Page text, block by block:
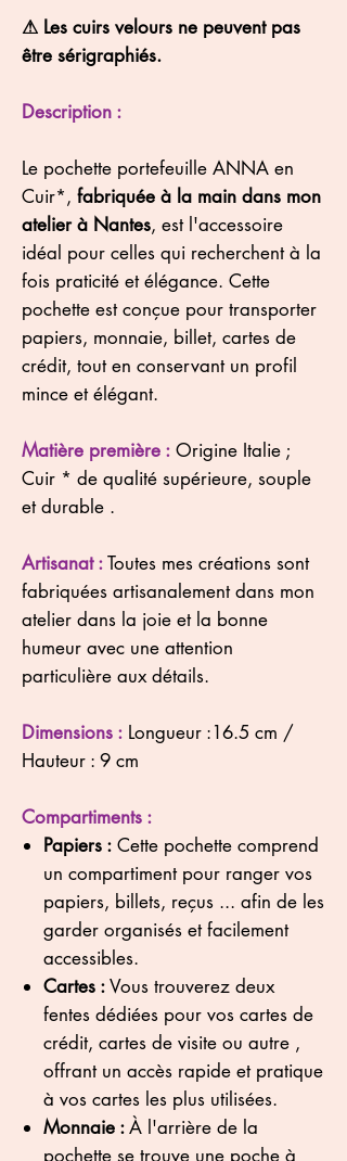
⚠ Les cuirs velours ne peuvent pas
être sérigraphiés.
Description :
Le pochette portefeuille ANNA en
Cuir*, fabriquée à la main dans mon
atelier à Nantes, est l'accessoire
idéal pour celles qui recherchent à la
fois praticité et élégance. Cette
pochette est conçue pour transporter
papiers, monnaie, billet, cartes de
crédit, tout en conservant un profil
mince et élégant.
Matière première : Origine Italie ;
Cuir * de qualité supérieure, souple
et durable .
Artisanat :Toutes mes créations sont
fabriquées artisanalement dans mon
atelier dans la joie et la bonne
humeur avec une attention
particulière aux détails.
Dimensions : Longueur :16.5 cm /
Hauteur : 9 cm
Compartiments :
Papiers : Cette pochette comprend
un compartiment pour ranger vos
papiers, billets, reçus ... afin de les
garder organisés et facilement
accessibles.
Cartes :Vous trouverez deux
fentes dédiées pour vos cartes de
crédit, cartes de visite ou autre ,
offrant un accès rapide et pratique
à vos cartes les plus utilisées.
Monnaie :À l'arrière de la
pochette se trouve une poche à